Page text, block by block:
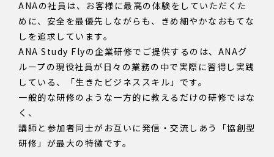
ANAの社員は、お客様に最高の体験をしていただくた
めに、安全を最優先しながらも、きめ細やかなおもてな
しを追求しています。
ANA Study Flyの企業研修でご提供するのは、ANAグ
ループの現役社員が⽇々の業務の中で実際に習得し実践
している、「⽣きたビジネススキル」です。
⼀般的な研修のような⼀⽅的に教えるだけの研修ではな
く、
講師と参加者同⼠がお互いに発信‧交流しあう「協創型
研修」が最⼤の特徴です。